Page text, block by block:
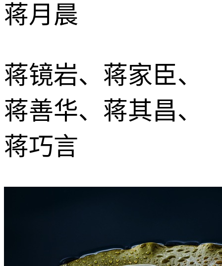
蒋月晨
蒋镜岩、蒋家臣、
蒋善华、蒋其昌、
蒋巧言